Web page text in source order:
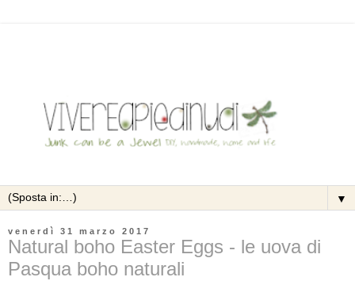
▼
venerdì 31 marzo 2017
Natural boho Easter Eggs - le uova di
Pasqua boho naturali